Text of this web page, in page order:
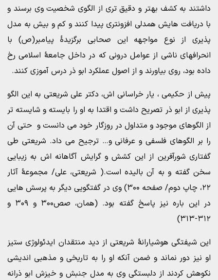
داشتند به کشف بهتر و دقیق تری از الگوی شخصیت وی برسند و
با دریافت هایش همدلی افزونتری پیدا کنند و کم و بیش به مدل
پذیری از نوع مواجهه این صحابی برگزیدۀ پیامبر(ص) با
انحرافهای ناشی از عوامل درونی که در داخل جامعۀ اسلامی رخ
داده بود، روی بیاورند و از اصول عملکرد ابو ذر درس آموزی کنند.
پیش از حکیمی ، یار خراسانی اش، دکتر علی شریعتی به این الگو
پذیری از ابو ذر تصریح داشت و اقتدا به او را بایسته و شایسته تر
از الگوهای موجود و متداول در روزگار خود می دانست و حتی آن
را بر الگوهای فلسفی و عرفانی و… ترجیح می داد. شریعتی طی
گفتاری شورآفرین از این کشش و گرایش آگاهانه اش به زیبایی
سخن گفته و به آن بالیده است.( شریعتی، علی/ مجموعۀ آثار
۲۲، چاپ دوم/ صفحه ۳۰۰) وی در گفتگویی دیگر به پرسش هایی
در این باره نیز پاسخ گفته بود. (همان، صص۳۰۰ و ۳۰۹ و
۳۱۲-۳۱۳)
این شیفتگی هوشیارانۀ شریعتی از دید منتقدان ایدئولوژی ستیز
او نیز دور نماند و ضمن آنکه او را به تاریخی و مذهبی اندیشی
نکوهش کردند از دلبستگی وی به مدل جنبش و خیزش ابو ذرانه